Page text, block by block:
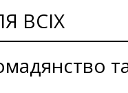
ВСІХ